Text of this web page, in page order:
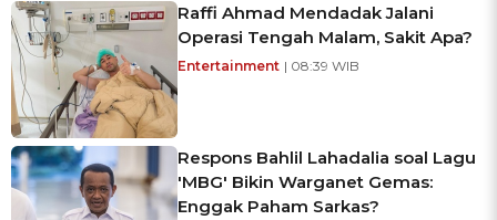
Raffi Ahmad Mendadak Jalani
Operasi Tengah Malam, Sakit Apa?
Entertainment | 08:39 WIB
Respons Bahlil Lahadalia soal Lagu
'MBG' Bikin Warganet Gemas:
Enggak Paham Sarkas?